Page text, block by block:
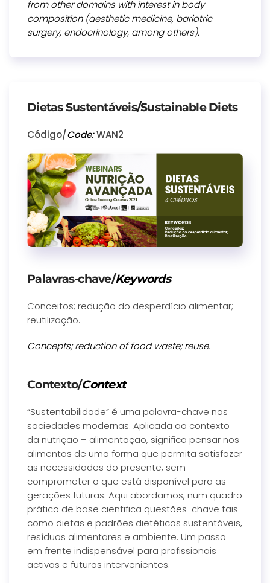
from other domains with interest in body
composition (aesthetic medicine, bariatric
surgery, endocrinology, among others).
Dietas Sustentáveis/Sustainable Diets
Código/Code:WAN2
Palavras-chave/Keywords
Conceitos; redução do desperdício alimentar;
reutilização.
Concepts; reduction of food waste; reuse.
Contexto/Context
“Sustentabilidade” é uma palavra-chave nas
sociedades modernas. Aplicada ao contexto
da nutrição – alimentação, significa pensar nos
alimentos de uma forma que permita satisfazer
as necessidades do presente, sem
comprometer o que está disponível para as
gerações futuras. Aqui abordamos, num quadro
prático de base cientifica questões-chave tais
como dietas e padrões dietéticos sustentáveis,
resíduos alimentares e ambiente. Um passo
em frente indispensável para profissionais
activos e futuros intervenientes.